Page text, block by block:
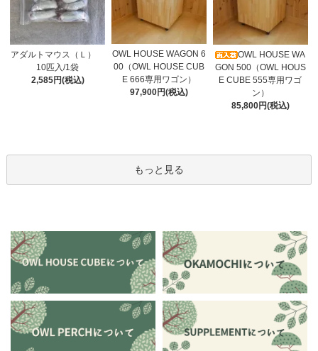
アダルトマウス（Ｌ）
10匹入/1袋
2,585円(税込)
OWL HOUSE WAGON 6
00（OWL HOUSE CUB
E 666専用ワゴン）
97,900円(税込)
OWL HOUSE WA
GON 500（OWL HOUS
E CUBE 555専用ワゴ
ン）
85,800円(税込)
もっと見る